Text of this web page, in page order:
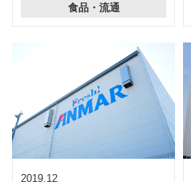
食品・流通
2019.12